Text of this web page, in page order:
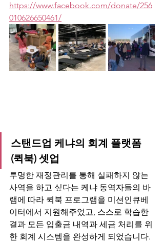
https://www.facebook.com/donate/256
010626650461/
스탠드업 케냐의 회계 플랫폼
(퀵북) 셋업
투명한 재정관리를 통해 실패하지 않는
사역을 하고 싶다는 케냐 동역자들의 바
램에 따라 퀵북 프로그램을 미션인큐베
이터에서 지원해주었고, 스스로 학습한
결과 모든 입출금 내역과 세금 처리를 위
한 회계 시스템을 완성하게 되었습니다.